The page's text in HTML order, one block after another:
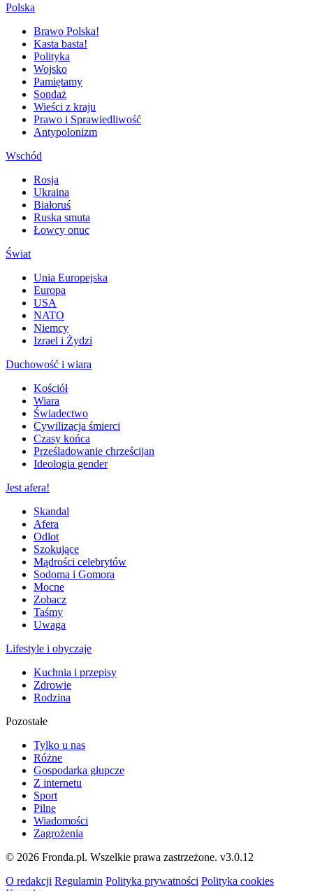
Polska
Brawo Polska!
Kasta basta!
Polityka
Wojsko
Pamiętamy
Sondaż
Wieści z kraju
Prawo i Sprawiedliwość
Antypolonizm
Wschód
Rosja
Ukraina
Białoruś
Ruska smuta
Łowcy onuc
Świat
Unia Europejska
Europa
USA
NATO
Niemcy
Izrael i Żydzi
Duchowość i wiara
Kościół
Wiara
Świadectwo
Cywilizacja śmierci
Czasy końca
Prześladowanie chrześcijan
Ideologia gender
Jest afera!
Skandal
Afera
Odlot
Szokujące
Mądrości celebrytów
Sodoma i Gomora
Mocne
Zobacz
Taśmy
Uwaga
Lifestyle i obyczaje
Kuchnia i przepisy
Zdrowie
Rodzina
Pozostałe
Tylko u nas
Różne
Gospodarka głupcze
Z internetu
Sport
Pilne
Wiadomości
Zagrożenia
© 2026 Fronda.pl. Wszelkie prawa zastrzeżone. v3.0.12
O redakcji Regulamin Polityka prywatności Polityka cookies